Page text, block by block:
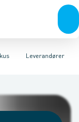
BD.dk services
Leverandører
hygiejne
GrundfosGeberitIMI